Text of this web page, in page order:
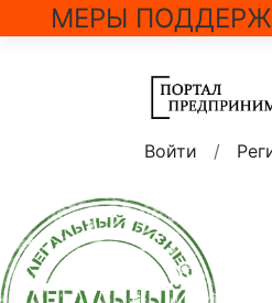
МЕРЫ
Войти /